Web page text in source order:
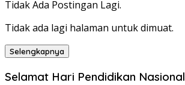
Tidak Ada Postingan Lagi.
Tidak ada lagi halaman untuk dimuat.
Selengkapnya
Selamat Hari Pendidikan Nasional